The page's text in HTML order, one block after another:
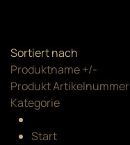
Sortiert nach
Produktname +/-
Produkt Artikelnummer
Kategorie
Start